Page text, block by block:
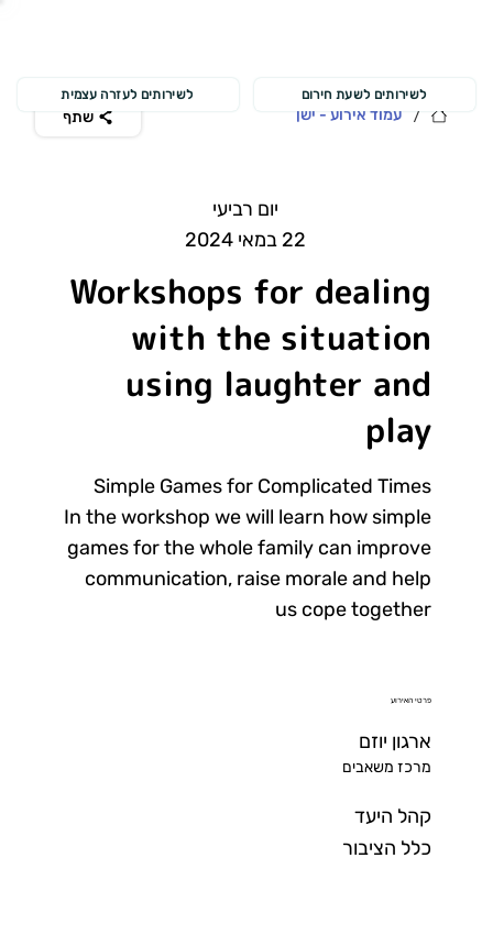
22 במאי 2024
יום רביעי
Workshops for dealing
with the situation
using laughter and
play
Simple Games for Complicated Times
In the workshop we will learn how simple
games for the whole family can improve
communication, raise morale and help
us cope together
פרטי האירוע
ארגון יוזם
מרכז משאבים
קהל היעד
כלל הציבור
שתף / עמוד אירוע - ישן
לשירותים לשעת חירום לשירותים לעזרה עצמית